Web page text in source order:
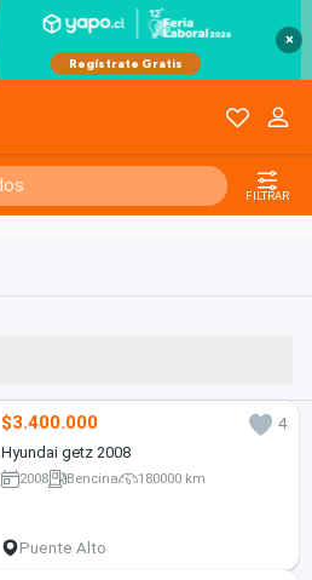
×
FILTRAR
$3.400.000
4
Hyundai getz 2008
2008 Bencina 180000 km
Puente Alto